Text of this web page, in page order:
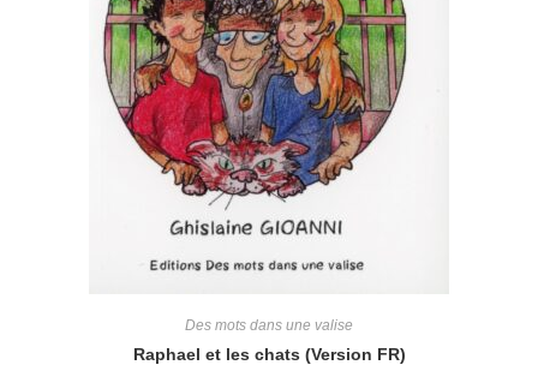
Des mots dans une valise
Raphael et les chats (Version FR)